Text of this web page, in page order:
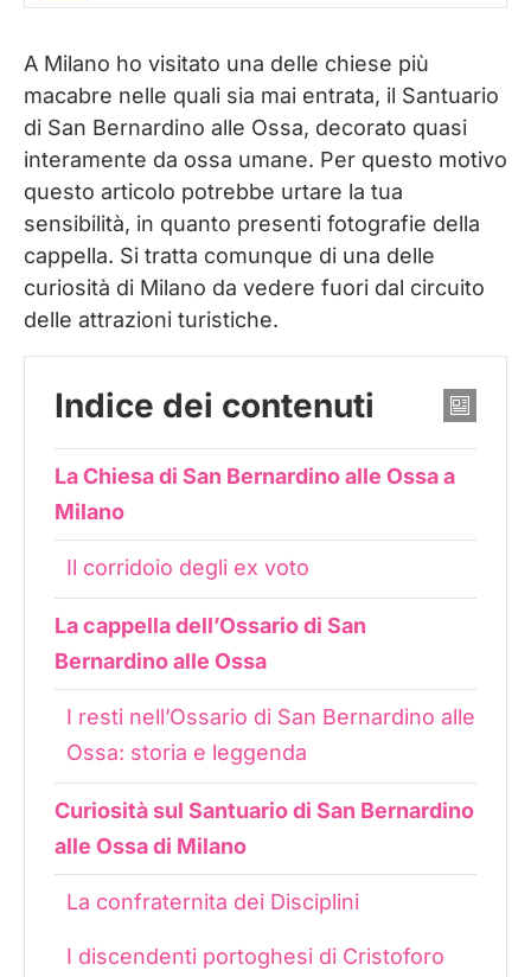
A Milano ho visitato una delle chiese più
macabre nelle quali sia mai entrata, il Santuario
di San Bernardino alle Ossa, decorato quasi
interamente da ossa umane. Per questo motivo
questo articolo potrebbe urtare la tua
sensibilità, in quanto presenti fotografie della
cappella. Si tratta comunque di una delle
curiosità di Milano da vedere fuori dal circuito
delle attrazioni turistiche.
Indice dei contenuti
La Chiesa di San Bernardino alle Ossa a
Milano
Il corridoio degli ex voto
La cappella dell’Ossario di San
Bernardino alle Ossa
I resti nell’Ossario di San Bernardino alle
Ossa: storia e leggenda
Curiosità sul Santuario di San Bernardino
alle Ossa di Milano
La confraternita dei Disciplini
I discendenti portoghesi di Cristoforo